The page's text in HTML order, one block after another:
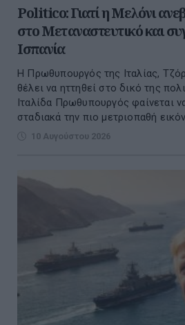
Politico: Γιατί η Μελόνι
στο Μεταναστευτικό και
Ισπανία
Η Πρωθυπουργός της Ιταλίας,
θέλει να ηττηθεί στο δικό της
Ιταλίδα Πρωθυπουργός φαίνεται
σταδιακά την πιο μετριοπαθή
10 Αυγούστου 2026